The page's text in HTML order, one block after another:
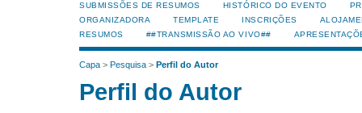
SUBMISSÕES DE RESUMOS
HISTÓRICO DO EVENTO
ORGANIZADORA
TEMPLATE INSCRIÇÕES
RESUMOS
##TRANSMISSÃO AO VIVO##
Capa > Pesquisa > Perfil do Autor
Perfil do Autor